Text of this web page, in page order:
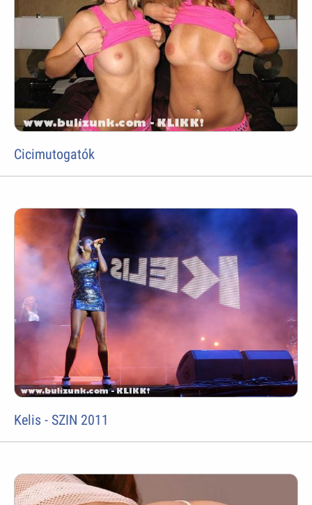
Cicimutogatók
Kelis - SZIN 2011